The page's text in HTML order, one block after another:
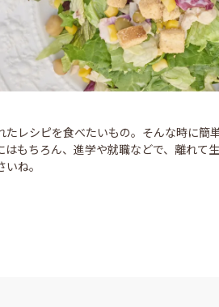
レシピを食べたいもの。そんな時に簡
もちろん、進学や就職などで、離れて
ね。